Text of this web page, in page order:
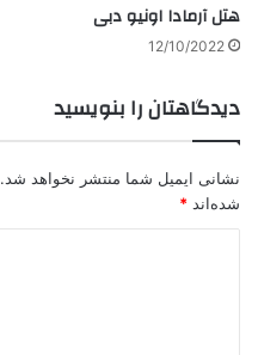
هتل آرمادا اونیو دبی
12/10/2022
دیدگاهتان را بنویسید
نشانی ایمیل شما منتشر نخواهد شد.
شده‌اند *